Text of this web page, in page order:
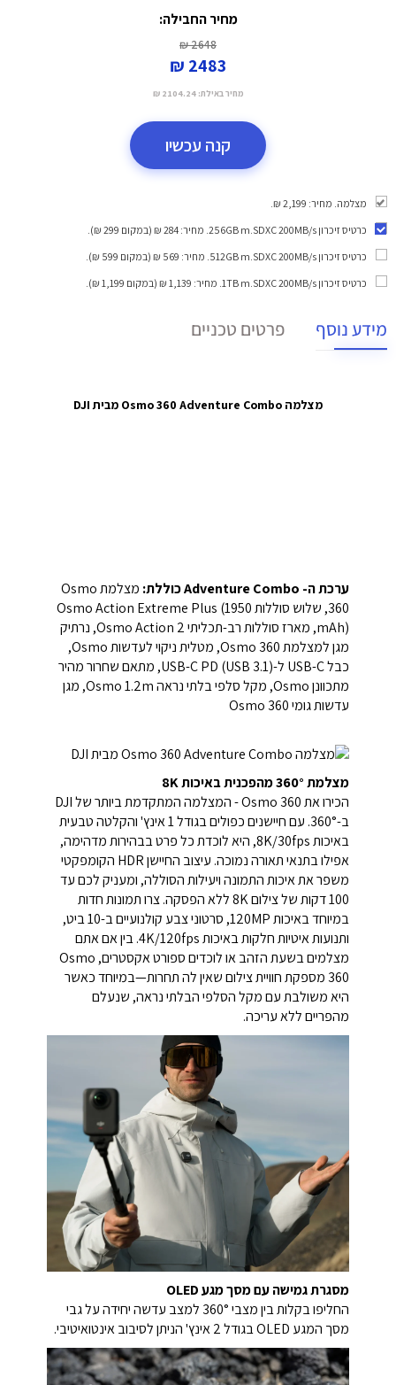
מחיר החבילה:
2648 ₪
2483 ₪
מחיר באילת: 2104.24 ₪
קנה עכשיו
מצלמה. מחיר: 2,199 ₪.
כרטיס זיכרון 256GB m.SDXC 200MB/s
. מחיר: 284 ₪ (במקום 299 ₪).
כרטיס זיכרון 512GB m.SDXC 200MB/s
. מחיר: 569 ₪ (במקום 599 ₪).
כרטיס זיכרון 1TB m.SDXC 200MB/s
. מחיר: 1,139 ₪ (במקום 1,199 ₪).
מידע נוסף פרטים טכניים
מצלמה Osmo 360 Adventure Combo מבית DJI
ערכת ה- Adventure Combo כוללת:
מצלמת Osmo
360, שלוש סוללות Osmo Action Extreme Plus (1950
mAh), מארז סוללות רב-תכליתי Osmo Action 2, נרתיק
מגן למצלמת Osmo 360, מטלית ניקוי לעדשות Osmo,
כבל USB-C ל-USB-C PD (USB 3.1), מתאם שחרור מהיר
מתכוונן Osmo, מקל סלפי בלתי נראה Osmo 1.2m, מגן
עדשות גומי Osmo 360
מצלמת 360° מהפכנית באיכות 8K
הכירו את Osmo 360 - המצלמה המתקדמת ביותר של DJI
ב-360°. עם חיישנים כפולים בגודל 1 אינץ' והקלטה טבעית
באיכות 8K/30fps, היא לוכדת כל פרט בבהירות מדהימה,
אפילו בתנאי תאורה נמוכה. עיצוב החיישן HDR הקומפקטי
משפר את איכות התמונה ויעילות הסוללה, ומעניק לכם עד
100 דקות של צילום 8K ללא הפסקה. צרו תמונות חדות
במיוחד באיכות 120MP, סרטוני צבע קולנועיים ב-10 ביט,
ותנועות איטיות חלקות באיכות 4K/120fps. בין אם אתם
מצלמים בשעת הזהב או לוכדים ספורט אקסטרים, Osmo
360 מספקת חוויית צילום שאין לה תחרות—במיוחד כאשר
היא משולבת עם מקל הסלפי הבלתי נראה, שנעלם
מהפריים ללא עריכה.
מסגרת גמישה עם מסך מגע OLED
החליפו בקלות בין מצבי 360° למצב עדשה יחידה על גבי
מסך המגע OLED בגודל 2 אינץ' הניתן לסיבוב אינטואיטיבי.